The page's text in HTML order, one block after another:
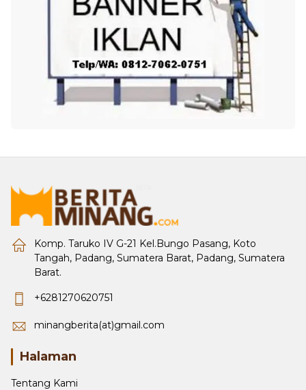
Komp. Taruko IV G-21 Kel.Bungo Pasang, Koto
Tangah, Padang, Sumatera Barat, Padang, Sumatera
Barat.
+6281270620751
minangberita(at)gmail.com
Halaman
Tentang Kami